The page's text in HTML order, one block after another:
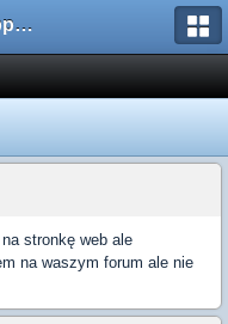
AMXX.pl: Support AMX Mod X i SourceMod
na stronkę web ale
na waszym forum ale nie